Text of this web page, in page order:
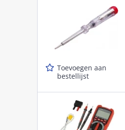
Toevoegen aan
bestellijst